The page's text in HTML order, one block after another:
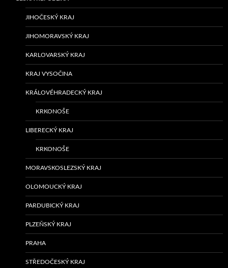
JIHOČESKÝ KRAJ
JIHOMORAVSKÝ KRAJ
KARLOVARSKÝ KRAJ
KRAJ VYSOČINA
KRÁLOVÉHRADECKÝ KRAJ
KRKONOŠE
LIBERECKÝ KRAJ
KRKONOŠE
MORAVSKOSLEZSKÝ KRAJ
OLOMOUCKÝ KRAJ
PARDUBICKÝ KRAJ
PLZEŇSKÝ KRAJ
PRAHA
STŘEDOČESKÝ KRAJ